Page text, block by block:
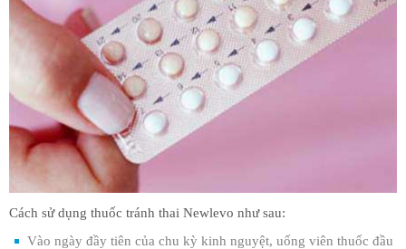
Cách sử dụng thuốc tránh thai Newlevo như sau:
Vào ngày đầy tiên của chu kỳ kinh nguyệt, uống viên thuốc đầu